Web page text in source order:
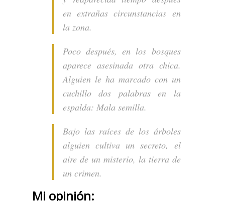
en extrañas circunstancias en
la zona.
Poco después, en los bosques
aparece asesinada otra chica.
Alguien le ha marcado con un
cuchillo dos palabras en la
espalda: Mala semilla.
Bajo las raíces de los árboles
alguien cultiva un secreto, el
aire de un misterio, la tierra de
un crimen.
Mi opinión: